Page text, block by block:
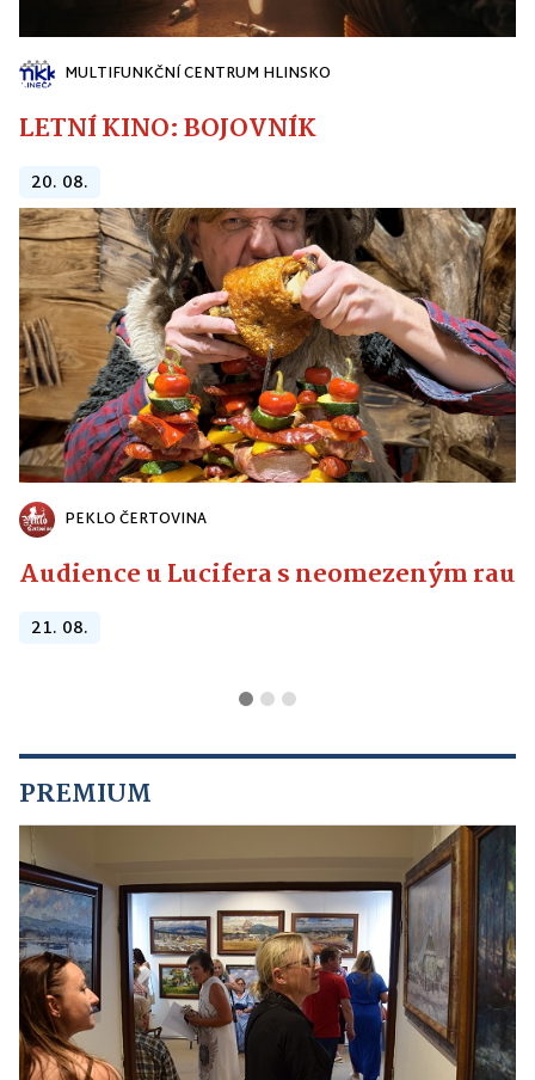
MULTIFUNKČNÍ CENTRUM HLINSKO
LETNÍ KINO: BOJOVNÍK
20. 08.
PEKLO ČERTOVINA
Audience u Lucifera s neomezeným
21. 08.
PREMIUM